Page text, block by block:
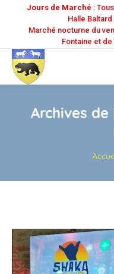
Jours de Marché :
Halle
Marché nocturne du
Fontaine et
Archives
Vous